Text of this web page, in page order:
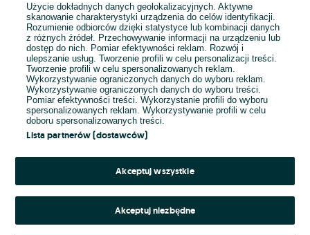
E-mail
Hasło
Użycie dokładnych danych geolokalizacyjnych. Aktywne
skanowanie charakterystyki urządzenia do celów identyfikacji.
Rozumienie odbiorców dzięki statystyce lub kombinacji danych
z różnych źródeł. Przechowywanie informacji na urządzeniu lub
dostęp do nich. Pomiar efektywności reklam. Rozwój i
ulepszanie usług. Tworzenie profili w celu personalizacji treści.
Tworzenie profili w celu spersonalizowanych reklam.
Wykorzystywanie ograniczonych danych do wyboru reklam.
Wykorzystywanie ograniczonych danych do wyboru treści.
Pomiar efektywności treści. Wykorzystanie profili do wyboru
spersonalizowanych reklam. Wykorzystywanie profili w celu
doboru spersonalizowanych treści.
Lista partnerów (dostawców)
Akceptuj wszystkie
Akceptuj niezbędne